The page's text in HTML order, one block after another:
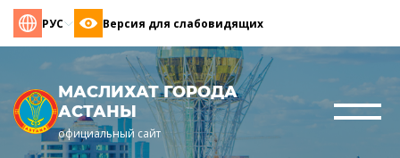
РУС Версия для слабовидящих
МАСЛИХАТ ГОРОДА
АСТАНЫ
официальный сайт